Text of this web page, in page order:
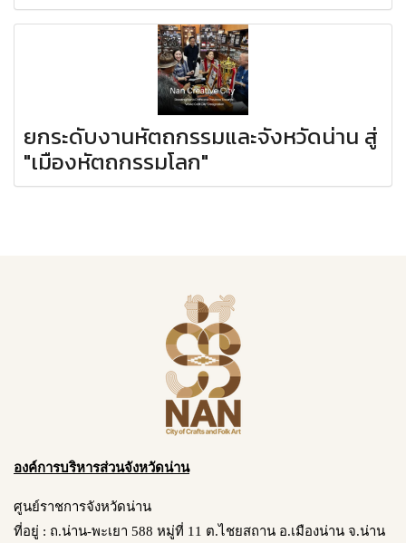
ยกระดับงานหัตถกรรมและจังหวัดน่าน สู่
"เมืองหัตถกรรมโลก"
องค์การบริหารส่วนจังหวัดน่าน
ศูนย์ราชการจังหวัดน่าน
ที่อยู่ : ถ.น่าน-พะเยา 588 หมู่ที่ 11 ต.ไชยสถาน อ.เมืองน่าน จ.น่าน